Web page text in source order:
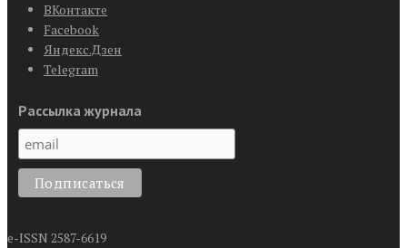
ВКонтакте
Facebook
Яндекс.Дзен
Telegram
Рассылка журнала
e-ISSN 2587-6619